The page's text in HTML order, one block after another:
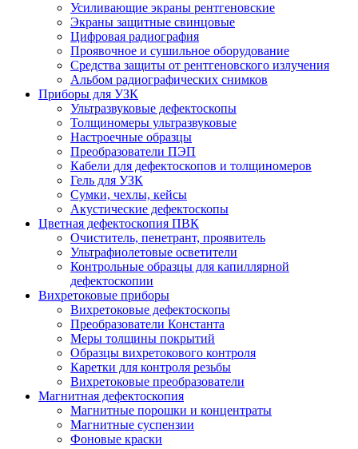
Усиливающие экраны рентгеновские
Экраны защитные свинцовые
Цифровая радиография
Проявочное и сушильное оборудование
Средства защиты от рентгеновского излучения
Альбом радиографических снимков
Приборы для УЗК
Ультразвуковые дефектоскопы
Толщиномеры ультразвуковые
Настроечные образцы
Преобразователи ПЭП
Кабели для дефектоскопов и толщиномеров
Гель для УЗК
Сумки, чехлы, кейсы
Акустические дефектоскопы
Цветная дефектоскопия ПВК
Очиститель, пенетрант, проявитель
Ультрафиолетовые осветители
Контрольные образцы для капиллярной
дефектоскопии
Вихретоковые приборы
Вихретоковые дефектоскопы
Преобразователи Константа
Меры толщины покрытий
Образцы вихретокового контроля
Каретки для контроля резьбы
Вихретоковые преобразователи
Магнитная дефектоскопия
Магнитные порошки и концентраты
Магнитные суспензии
Фоновые краски